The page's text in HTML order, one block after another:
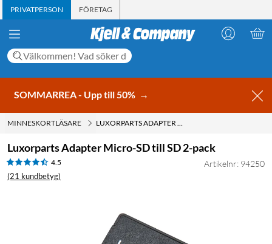
PRIVATPERSON FÖRETAG
SOMMARREA - Upp till 50% →
MINNESKORTLÄSARE LUXORPARTS ADAPTER MICRO-SD TILL SD 2-PACK
Luxorparts Adapter Micro-SD till SD 2-pack
4.5
(21 kundbetyg)
Artikelnr: 94250